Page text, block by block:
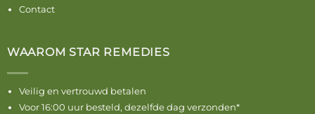
Contact
WAAROM STAR REMEDIES
Veilig en vertrouwd betalen
Voor 16:00 uur besteld, dezelfde dag verzonden*